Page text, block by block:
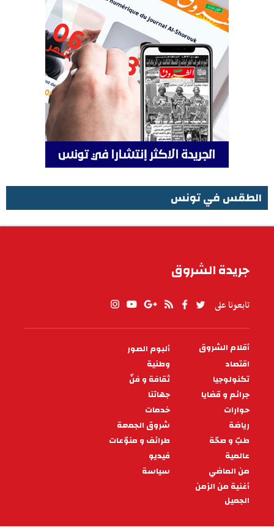
الطقس في تونس
جريدة الشروق
تابعونا على
PIED
DE
PAGE
أقلام الشروق
ألبوم الصور
اقتصاد
وطنية
تكنولوجيا
ثقافة و فنّ
جرائم و قضايا
جهاتنا
حوارات
خدمات
رياضة
شروق الجمعة
طبّ و صحّة
طرائف و منوّعات
عالمية
فيديو
من الماضي
سياسة
أغنية من الزمن
الجميل